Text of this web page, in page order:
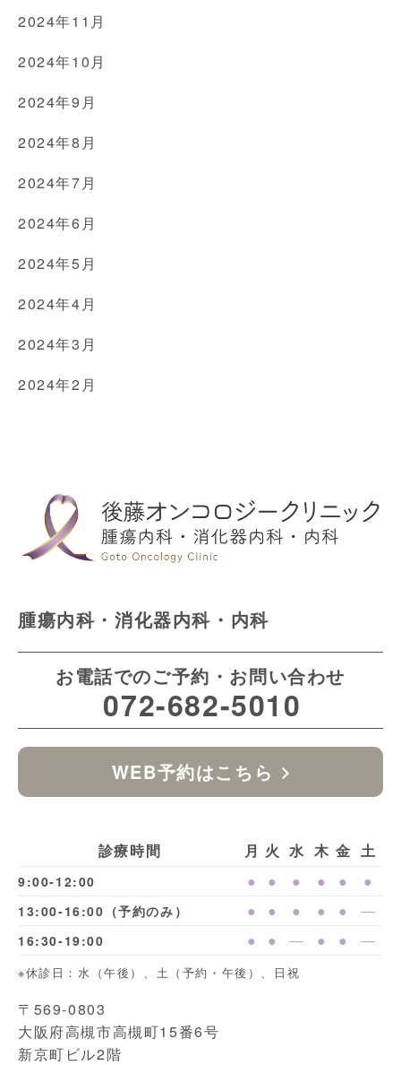
2024年11月
2024年10月
2024年9月
2024年8月
2024年7月
2024年6月
2024年5月
2024年4月
2024年3月
2024年2月
腫瘍内科・消化器内科・内科
お電話でのご予約・お問い合わせ
072-682-5010
WEB予約はこちら
診療時間 月 火 水 木 金 土
9:00-12:00 ● ● ● ● ● ●
13:00-16:00（予約のみ） ● ● ● ● ● ―
16:30-19:00 ● ● ― ● ● ―
※休診日：水（午後）、土（予約・午後）、日祝
〒569-0803
大阪府高槻市高槻町15番6号
新京町ビル2階